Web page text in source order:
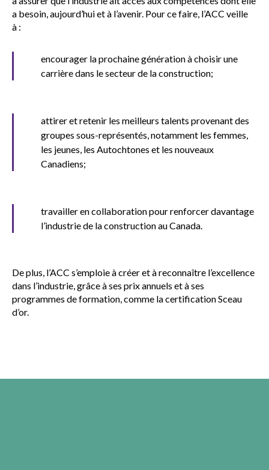
menu
menu
Événements
a besoin, aujourd’hui et à l’avenir. Pour ce faire, l’ACC veille
à :
encourager la prochaine génération à choisir une
carrière dans le secteur de la construction;
attirer et retenir les meilleurs talents provenant des
groupes sous-représentés, notamment les femmes,
les jeunes, les Autochtones et les nouveaux
Canadiens;
travailler en collaboration pour renforcer davantage
l’industrie de la construction au Canada.
De plus, l’ACC s’emploie à créer et à reconnaître l’excellence
dans l’industrie, grâce à ses prix annuels et à ses
programmes de formation, comme la certification Sceau
d’or.